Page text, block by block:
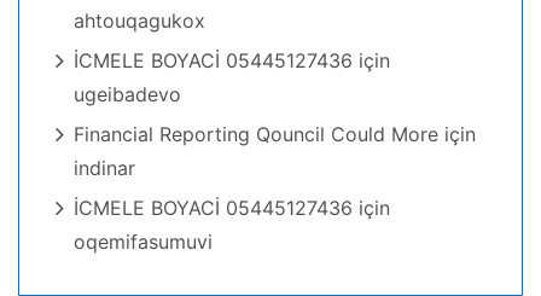
ahtouqagukox
İCMELE BOYACİ 05445127436 için
ugeibadevo
Financial Reporting Qouncil Could More için
indinar
İCMELE BOYACİ 05445127436 için
oqemifasumuvi